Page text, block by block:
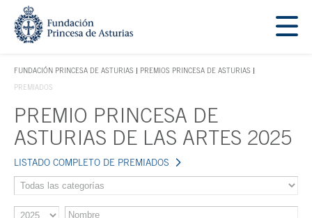
Saltar navegación. Ir directamente al contenido principal
FUNDACIÓN PRINCESA DE ASTURIAS
TECLA DE ACCESO 1
PREMIOS PRINCESA DE ASTURIAS
PREMIADOS
Contenido principal
PREMIO PRINCESA DE
ASTURIAS DE LAS ARTES 2025
LISTADO COMPLETO DE PREMIADOS